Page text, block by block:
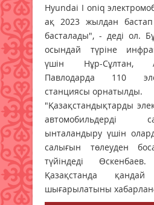
Hyundai I oniq
ақ 2023 жылдан бастап
басталады", - деді ол.
осындай түріне
үшін Нұр-Сұлтан,
Павлодарда 110
станциясы орнатылды.
"Қазақстандықтарды
автомобильдерді
ынталандыру үшін
салығын төлеуден
түйіндеді
Қазақстанда қандай
шығарылатыны